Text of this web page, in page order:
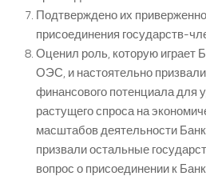
Подтверждено их
присоединения государств-
Оценил роль, которую играет
ОЭС, и настоятельно
финансового потенциала для
растущего спроса на
масштабов деятельности
призвали остальные
вопрос о присоединении к